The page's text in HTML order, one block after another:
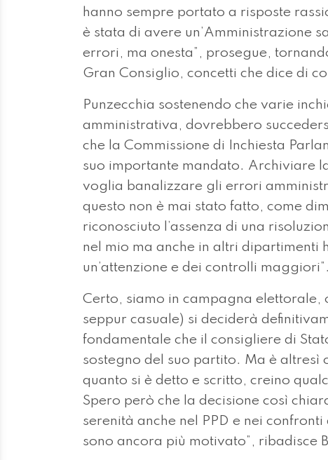
hanno sempre portato a risposte
è stata di avere un’Amministrazione
errori, ma onesta”, prosegue,
Gran Consiglio, concetti che dice di
Punzecchia sostenendo che varie
amministrativa, dovrebbero
che la Commissione di Inchiesta
suo importante mandato. Archiviare
voglia banalizzare gli errori
questo non è mai stato fatto, come
riconosciuto l’assenza di una
nel mio ma anche in altri
un’attenzione e dei controlli maggiori”.
Certo, siamo in campagna elettorale,
seppur casuale) si deciderà
fondamentale che il consigliere di
sostegno del suo partito. Ma è altresì
quanto si è detto e scritto, creino
Spero però che la decisione così
serenità anche nel PPD e nei
sono ancora più motivato”, ribadisce